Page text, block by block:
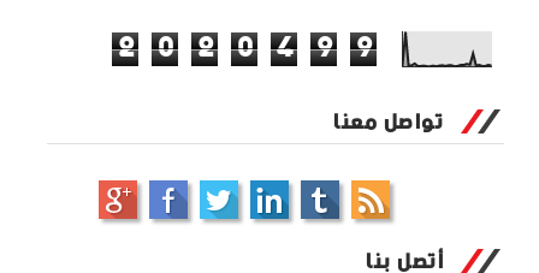
2 0 2 0 4 9 9
تواصل معنا
أتصل بنا